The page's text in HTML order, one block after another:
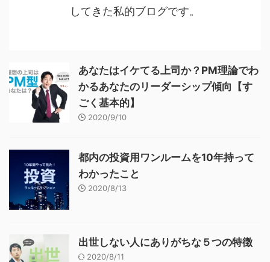
してきた私的ブログです。
あなたはイケてる上司か？PM理論でわ
かるあなたのリーダーシップ傾向【す
ごく基本的】
2020/9/10
都内の投資用ワンルームを10年持って
わかったこと
2020/8/13
出世しない人にありがちな５つの特徴
2020/8/11